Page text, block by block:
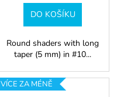
DO KOŠÍKU
Round shaders with long
taper (5 mm) in #10...
VÍCE ZA MÉNĚ